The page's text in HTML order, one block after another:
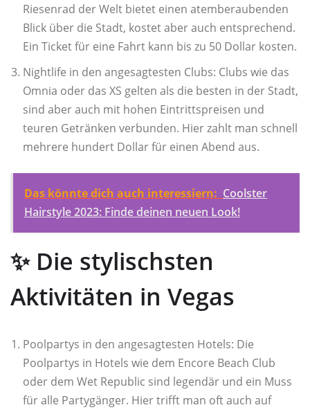
Riesenrad der Welt bietet einen atemberaubenden
Blick über die Stadt, kostet aber auch entsprechend.
Ein Ticket für eine Fahrt kann bis zu 50 Dollar kosten.
Nightlife in den angesagtesten Clubs: Clubs wie das
Omnia oder das XS gelten als die besten in der Stadt,
sind aber auch mit hohen Eintrittspreisen und
teuren Getränken verbunden. Hier zahlt man schnell
mehrere hundert Dollar für einen Abend aus.
Das könnte dich auch interessiern: Coolster
Hairstyle 2023: Finde deinen neuen Look!
✨ Die stylischsten
Aktivitäten in Vegas
Poolpartys in den angesagtesten Hotels: Die
Poolpartys in Hotels wie dem Encore Beach Club
oder dem Wet Republic sind legendär und ein Muss
für alle Partygänger. Hier trifft man oft auch auf